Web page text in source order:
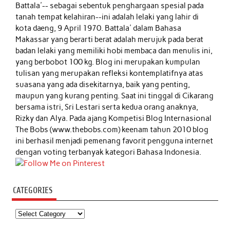
Battala'-- sebagai sebentuk penghargaan spesial pada
tanah tempat kelahiran--ini adalah lelaki yang lahir di
kota daeng, 9 April 1970. Battala' dalam Bahasa
Makassar yang berarti berat adalah merujuk pada berat
badan lelaki yang memiliki hobi membaca dan menulis ini,
yang berbobot 100 kg. Blog ini merupakan kumpulan
tulisan yang merupakan refleksi kontemplatifnya atas
suasana yang ada disekitarnya, baik yang penting,
maupun yang kurang penting. Saat ini tinggal di Cikarang
bersama istri, Sri Lestari serta kedua orang anaknya,
Rizky dan Alya. Pada ajang Kompetisi Blog Internasional
The Bobs (www.thebobs.com) keenam tahun 2010 blog
ini berhasil menjadi pemenang favorit pengguna internet
dengan voting terbanyak kategori Bahasa Indonesia.
CATEGORIES
Categories